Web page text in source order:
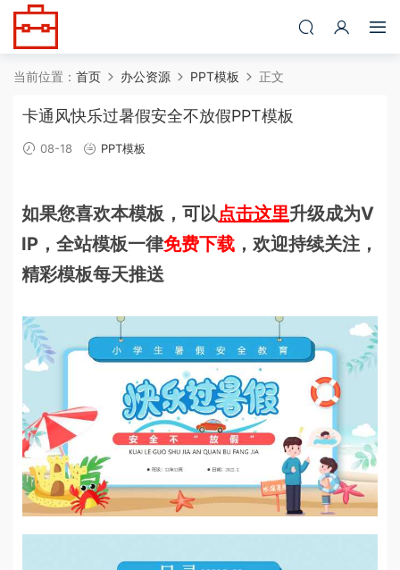
当前位置： 首页 办公资源 PPT模板 正文
卡通风快乐过暑假安全不放假PPT模板
08-18 PPT模板
如果您喜欢本模板，可以点击这里升级成为V
IP，全站模板一律免费下载 ，欢迎持续关注，
精彩模板每天推送